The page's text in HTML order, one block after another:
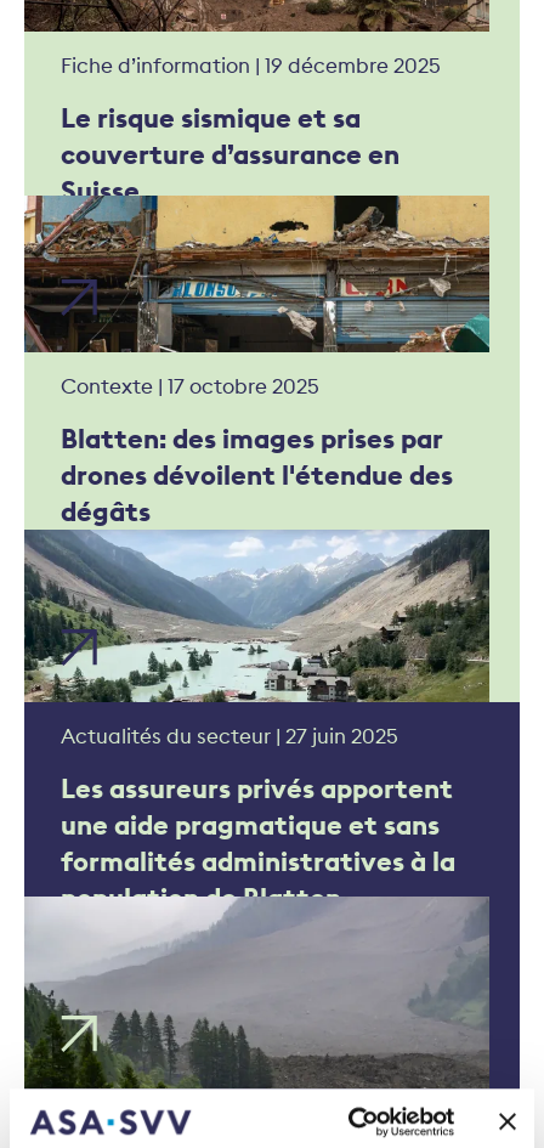
Fiche d’information | 19 décembre 2025
Le risque sismique et sa
couverture d’assurance en
Suisse
Contexte | 17 octobre 2025
Blatten: des images prises par
drones dévoilent l'étendue des
dégâts
Actualités du secteur | 27 juin 2025
Les assureurs privés apportent
une aide pragmatique et sans
formalités administratives à la
population de Blatten
Contexte | 20 juin 2025